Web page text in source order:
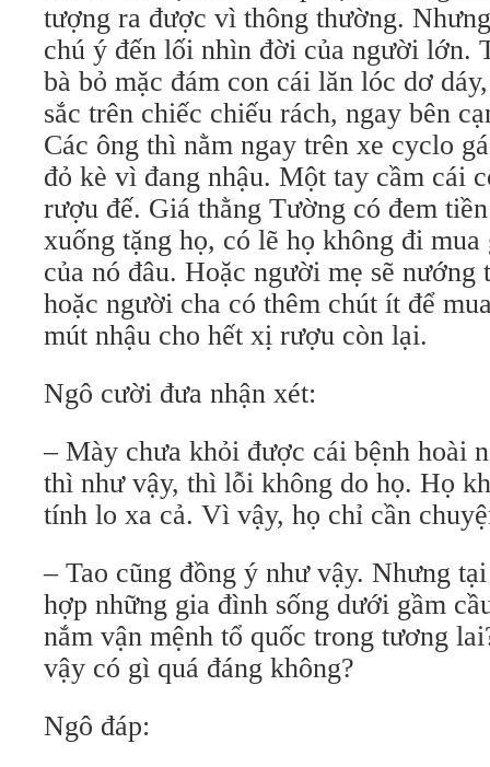
tượng ra được vì thông thường.
chú ý đến lối nhìn đời của người lớn.
bà bỏ mặc đám con cái lăn lóc dơ
sắc trên chiếc chiếu rách, ngay bên
Các ông thì nằm ngay trên xe cyclo
đỏ kè vì đang nhậu. Một tay cầm cái
rượu đế. Giá thằng Tường có đem
xuống tặng họ, có lẽ họ không đi
của nó đâu. Hoặc người mẹ sẽ nướng
hoặc người cha có thêm chút ít để
mút nhậu cho hết xị rượu còn lại.
Ngô cười đưa nhận xét:
– Mày chưa khỏi được cái bệnh hoài
thì như vậy, thì lỗi không do họ. Họ
tính lo xa cả. Vì vậy, họ chỉ cần
– Tao cũng đồng ý như vậy. Nhưng
hợp những gia đình sống dưới gầm
nắm vận mệnh tổ quốc trong tương
vậy có gì quá đáng không?
Ngô đáp: